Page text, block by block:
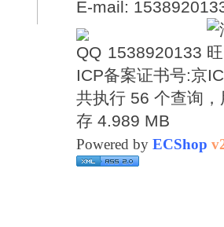
E-mail:
1538920133
ICP备案证书号:京
共执行 56 个查询
存 4.989 MB
Powered by ECShop